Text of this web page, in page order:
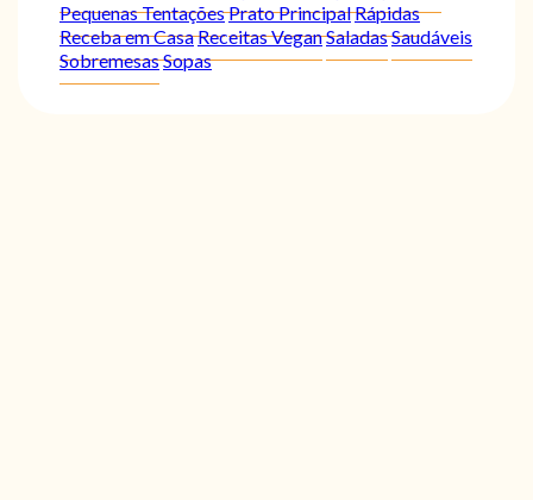
Pequenas TentaçõesPrato PrincipalRápidas
Receba em CasaReceitas VeganSaladasSaudáveis
SobremesasSopas